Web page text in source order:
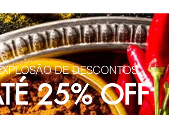
DE DESCONTOS
25% OFF